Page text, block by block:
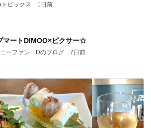
ピックス 1日前
マートDIMOO×ピクサー☆
ーファン Dのブログ 7日前